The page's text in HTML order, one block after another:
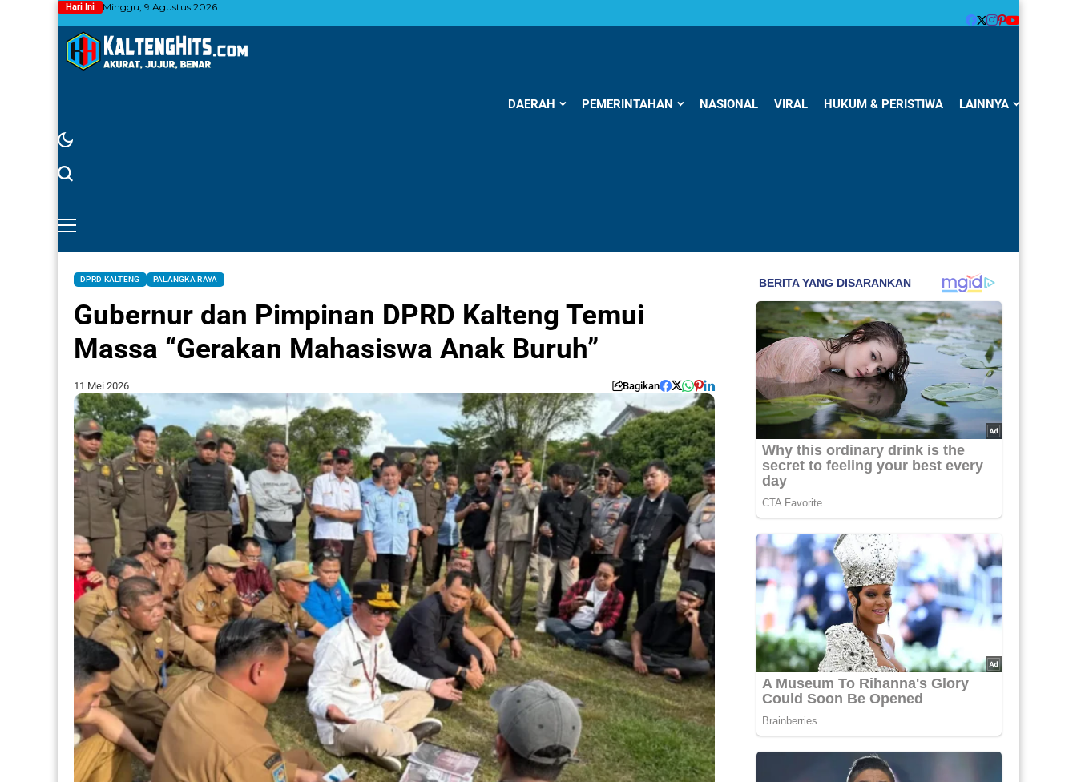
Hari Ini Minggu, 9 Agustus 2026
DAERAH PEMERINTAHAN NASIONAL VIRAL HUKUM & PERISTIWA LAINNYA
DPRD KALTENG PALANGKA RAYA
Gubernur dan Pimpinan DPRD Kalteng Temui
Massa “Gerakan Mahasiswa Anak Buruh”
11 Mei 2026 Bagikan